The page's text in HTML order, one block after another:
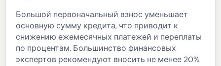
Большой первоначальный взнос уменьшает
основную сумму кредита, что приводит к
снижению ежемесячных платежей и переплаты
по процентам. Большинство финансовых
экспертов рекомендуют вносить не менее 20%